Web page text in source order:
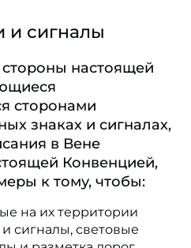
и сигналы
настоящей
сторонами
знаках и сигналах,
в Вене
Конвенцией,
к тому, чтобы:
на их территории
сигналы, световые